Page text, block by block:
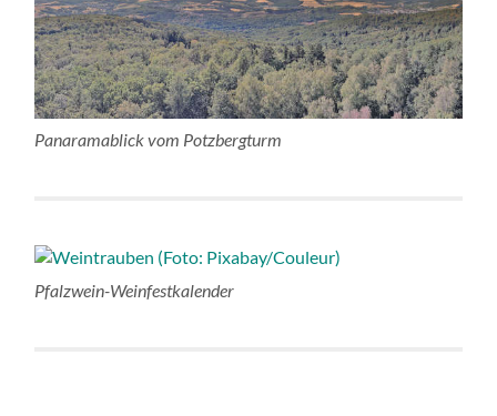
Panaramablick vom Potzbergturm
Pfalzwein-Weinfestkalender